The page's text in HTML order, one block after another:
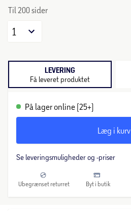
Til 200 sider
1
LEVERING
Få leveret produktet
På lager online (25+)
Læg i kurv
Se leveringsmuligheder og -priser
Ubegrænset returret Byt i butik